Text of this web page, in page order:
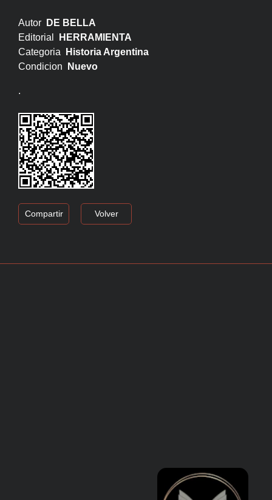
Autor
DE BELLA
Editorial
HERRAMIENTA
Categoria
Historia Argentina
Condicion
Nuevo
.
Compartir Volver